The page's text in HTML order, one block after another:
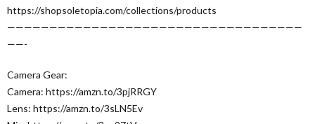
https://shopsoletopia.com/collections/products
———————————————————————————————————
——-
Camera Gear:
Camera: https://amzn.to/3pjRRGY
Lens: https://amzn.to/3sLN5Ev